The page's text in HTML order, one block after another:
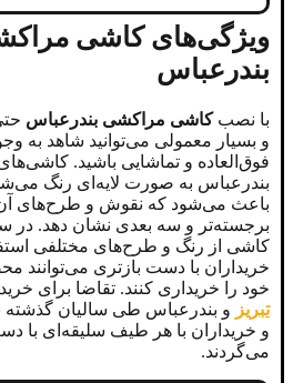
ویژگی‌های کاشی
بندرعباس
با نصبکاشی مراکشی بندرعباس
و بسیار معمولی می‌توانید شاهد به
فوق‌العاده و تماشایی باشید.
بندرعباس به صورت لایه‌ای رنگ
باعث می‌شود که نقوش و طرح‌های
برجسته‌تر و سه بعدی نشان دهد. در
کاشی از رنگ و طرح‌های مختلفی
خریداران با دست بازتری می‌توانند
خود را خریداری کنند. تقاضا برای
تبریز و بندرعباس طی سالیان
و خریداران با هر طیف سلیقه‌ای با
می‌گردند.